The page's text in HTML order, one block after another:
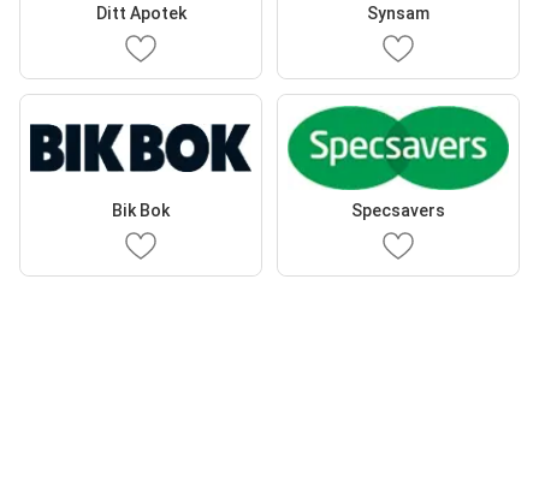
Ditt Apotek Synsam
Bik Bok Specsavers